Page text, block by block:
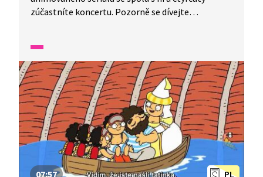
zúčastníte koncertu. Pozorně se dívejte
PL
07:57